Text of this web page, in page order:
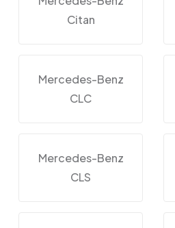
Citan
Mercedes-Benz
CLC
Mercedes-Benz
CLS